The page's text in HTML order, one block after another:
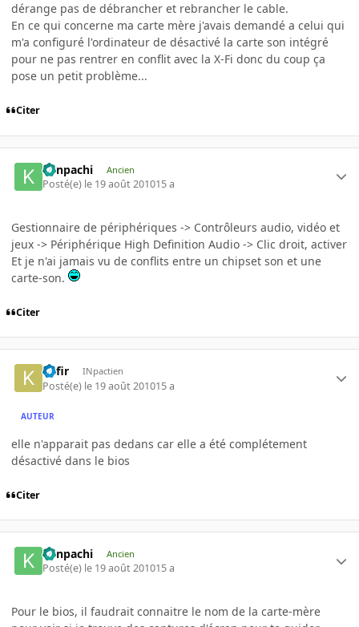
dérange pas de débrancher et rebrancher le cable.
En ce qui concerne ma carte mère j'avais demandé a celui qui
m'a configuré l'ordinateur de désactivé la carte son intégré
pour ne pas rentrer en conflit avec la X-Fi donc du coup ça
pose un petit problème...
Citer
Kenpachi Ancien
Posté(e) le 19 août 201015 a
Gestionnaire de périphériques -> Contrôleurs audio, vidéo et
jeux -> Périphérique High Definition Audio -> Clic droit, activer
Et je n'ai jamais vu de conflits entre un chipset son et une
carte-son.
Citer
Kafir INpactien
Posté(e) le 19 août 201015 a
AUTEUR
elle n'apparait pas dedans car elle a été complétement
désactivé dans le bios
Citer
Kenpachi Ancien
Posté(e) le 19 août 201015 a
Pour le bios, il faudrait connaitre le nom de la carte-mère